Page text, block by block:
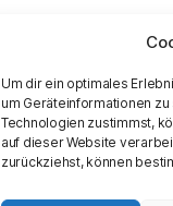
Um dir ein optimales
um Geräteinformationen
Technologien zustimmst,
auf dieser Website
zurückziehst, können